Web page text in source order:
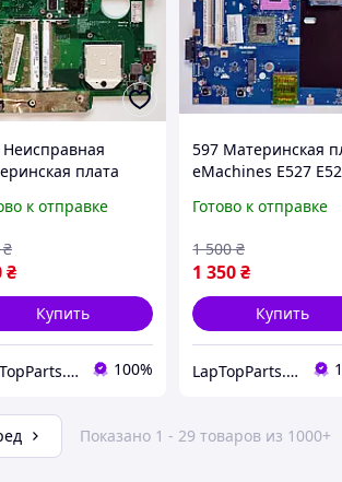
Неисправная
плата
FO200 -
Socket S1g1, DDR2
к отправке
₴
₴
Купить
LapTopParts. Запчасти к ноутбукам и ПК б/у 100%
597 Материнская
eMachines E527
- NAWF3 LA-4854P
Готово к отправке
1 350₴
1 500 ₴
Купить
LapTopParts. Запчасти к ноутбукам и ПК б/у
Показано 1 - 29 товаров из 1000+